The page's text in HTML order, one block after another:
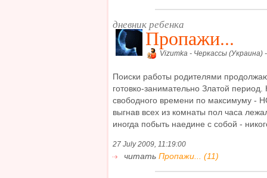
дневник ребенка
Пропажи...
Vizumka - Черкассы (Украина)
Поиски работы родителями
готовко-занимательно Златой
свободного времени по максимуму -
выгнав всех из комнаты пол часа
иногда побыть наедине с собой -
27 July 2009, 11:19:00
читать Пропажи... (11)